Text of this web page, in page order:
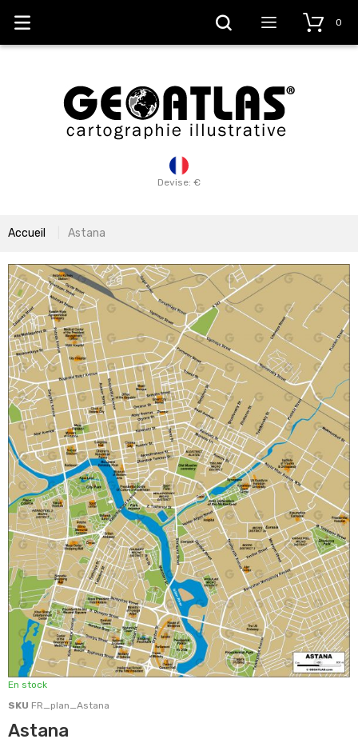
Devise: €
0
Accueil Astana
En stock
SKU FR_plan_Astana
Astana